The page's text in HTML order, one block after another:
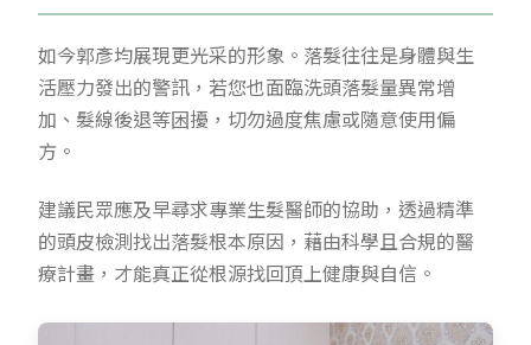
如今郭彥均展現更光采的形象。落髮往往是身體與生
活壓力發出的警訊，若您也面臨洗頭落髮量異常增
加、髮線後退等困擾，切勿過度焦慮或隨意使用偏
方。
建議民眾應及早尋求專業生髮醫師的協助，透過精準
的頭皮檢測找出落髮根本原因，藉由科學且合規的醫
療計畫，才能真正從根源找回頂上健康與自信。